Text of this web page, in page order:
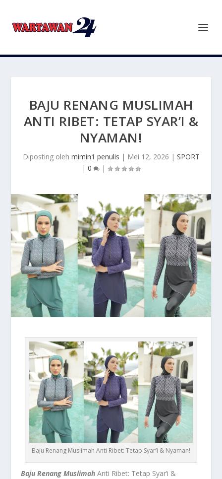
BAJU RENANG MUSLIMAH
ANTI RIBET: TETAP SYAR’I &
NYAMAN!
Diposting oleh mimin1 penulis | Mei 12, 2026 | SPORT
| 0 |
Baju Renang Muslimah Anti Ribet: Tetap Syar’i & Nyaman!
Baju Renang Muslimah Anti Ribet: Tetap Syar’i &